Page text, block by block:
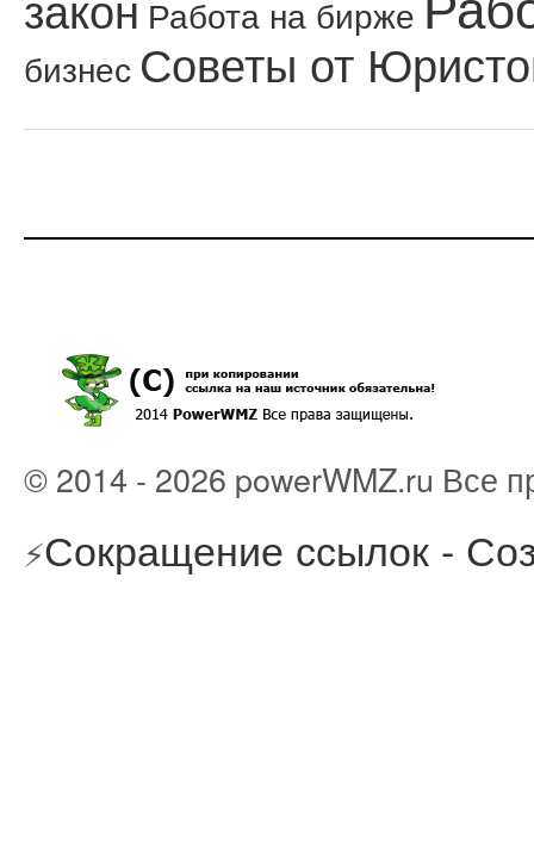
Работа на бирже
бизнес Советы от
© 2014 - 2026 powerWMZ.ru Все
⚡Сокращение ссылок -